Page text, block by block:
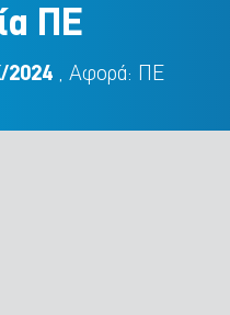
ΠΕ
2024 , Αφορά: ΠΕ